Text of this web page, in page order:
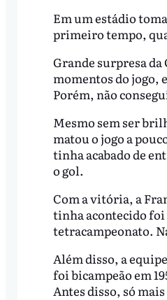
Em um estádio
primeiro tempo,
Grande surpresa
momentos do jogo,
Porém, não
Mesmo sem ser
matou o jogo a
tinha acabado de
o gol.
Com a vitória, a
tinha acontecido foi
tetracampeonato.
Além disso, a
foi bicampeão em
Antes disso, só mais